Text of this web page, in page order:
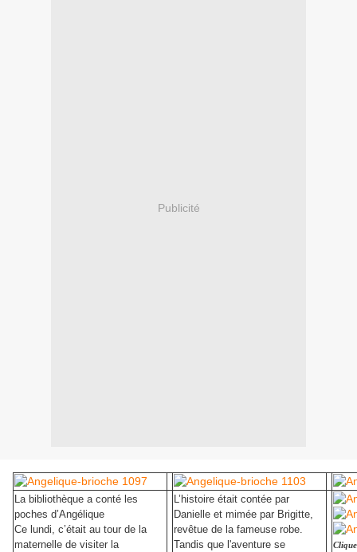
Publicité
La bibliothèque a conté les
poches d’Angélique
Ce lundi, c’était au tour de la
maternelle de visiter la
L’histoire était contée par
Danielle et mimée par Brigitte,
revêtue de la fameuse robe.
Tandis que l'aventure se